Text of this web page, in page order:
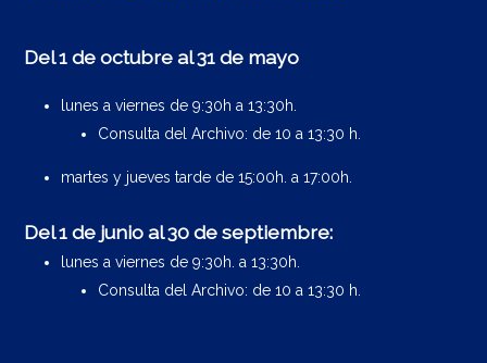
Del 1 de octubre al 31 de mayo
lunes a viernes de 9:30h a 13:30h.
Consulta del Archivo: de 10 a 13:30 h.
martes y jueves tarde de 15:00h. a 17:00h.
Del 1 de junio al 30 de septiembre:
lunes a viernes de 9:30h. a 13:30h.
Consulta del Archivo: de 10 a 13:30 h.